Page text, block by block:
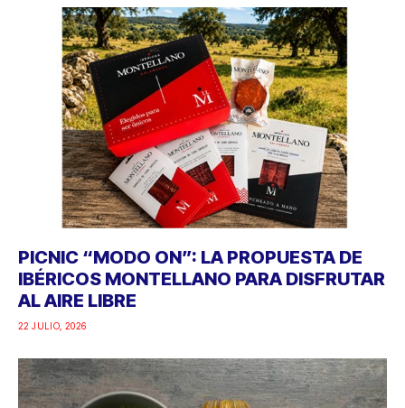
PICNIC “MODO ON”: LA PROPUESTA DE
IBÉRICOS MONTELLANO PARA DISFRUTAR
AL AIRE LIBRE
22 JULIO, 2026